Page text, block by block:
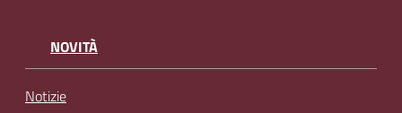
NOVITÀ
Notizie